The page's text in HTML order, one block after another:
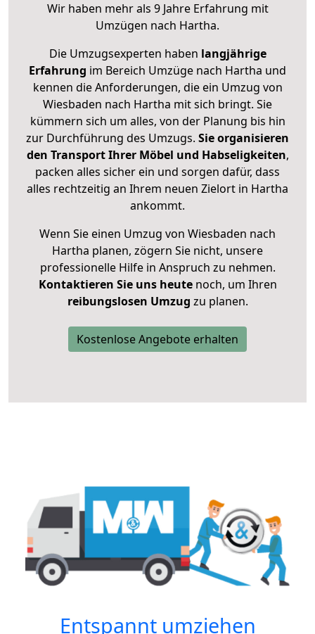
Wir haben mehr als 9 Jahre Erfahrung mit
Umzügen nach Hartha.
Die Umzugsexperten haben langjährige
Erfahrung im Bereich Umzüge nach Hartha und
kennen die Anforderungen, die ein Umzug von
Wiesbaden nach Hartha mit sich bringt. Sie
kümmern sich um alles, von der Planung bis hin
zur Durchführung des Umzugs. Sie organisieren
den Transport Ihrer Möbel und Habseligkeiten,
packen alles sicher ein und sorgen dafür, dass
alles rechtzeitig an Ihrem neuen Zielort in Hartha
ankommt.
Wenn Sie einen Umzug von Wiesbaden nach
Hartha planen, zögern Sie nicht, unsere
professionelle Hilfe in Anspruch zu nehmen.
Kontaktieren Sie uns heutenoch, um Ihren
reibungslosen Umzug zu planen.
Kostenlose Angebote erhalten
Entspannt umziehen